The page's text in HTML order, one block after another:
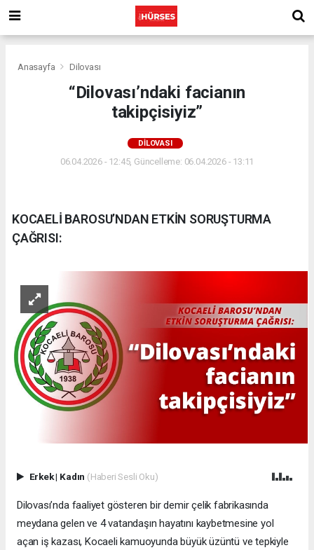
Anasayfa Dilovası
“Dilovası’ndaki facianın
takipçisiyiz”
DILOVASI
06.04.2026 - 12:45, Güncelleme: 06.04.2026 - 13:11
KOCAELİ BAROSU’NDAN ETKİN SORUŞTURMA
ÇAĞRISI:
Erkek| Kadın (Haberi Sesli Oku)
Dilovası’nda faaliyet gösteren bir demir çelik fabrikasında
meydana gelen ve 4 vatandaşın hayatını kaybetmesine yol
açan iş kazası, Kocaeli kamuoyunda büyük üzüntü ve tepkiyle